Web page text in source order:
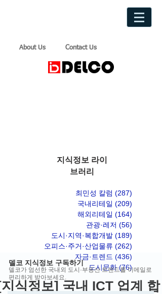
About Us Contact Us
지식정보 라이
브러리
최민성 칼럼 (287)
국내리테일 (209)
해외리테일 (164)
관광·레저 (56)
도시·지역·복합개발 (189)
오피스·주거·산업물류 (262)
자금·트렌드 (436)
도시문화 (76)게시물 76
식정보] 국내 ICT 업계 합
델코 지식정보 구독하기
델코가 엄선한 국내외 도시·부동산 트렌드를 이메일로
편리하게 받아보세요.